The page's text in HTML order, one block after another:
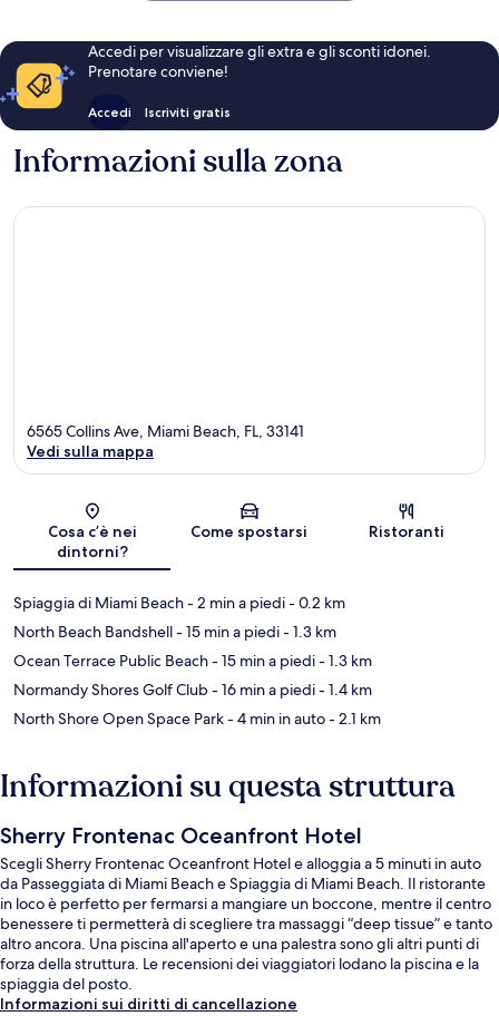
Accedi per visualizzare gli extra e gli sconti idonei.
Prenotare conviene!
Accedi Iscriviti gratis
Informazioni sulla zona
Mappa
6565 Collins Ave, Miami Beach, FL, 33141
Vedi sulla mappa
Cosa c’è nei
dintorni?
Come spostarsi Ristoranti
Spiaggia di Miami Beach- 2 min a piedi- 0.2 km
North Beach Bandshell- 15 min a piedi- 1.3 km
Ocean Terrace Public Beach- 15 min a piedi- 1.3 km
Normandy Shores Golf Club- 16 min a piedi- 1.4 km
North Shore Open Space Park- 4 min in auto- 2.1 km
Informazioni su questa struttura
Sherry Frontenac Oceanfront Hotel
Scegli Sherry Frontenac Oceanfront Hotel e alloggia a 5 minuti in auto
da Passeggiata di Miami Beach e Spiaggia di Miami Beach. Il ristorante
in loco è perfetto per fermarsi a mangiare un boccone, mentre il centro
benessere ti permetterà di scegliere tra massaggi “deep tissue” e tanto
altro ancora. Una piscina all'aperto e una palestra sono gli altri punti di
forza della struttura. Le recensioni dei viaggiatori lodano la piscina e la
spiaggia del posto.
Informazioni sui diritti di cancellazione